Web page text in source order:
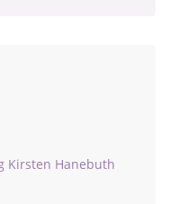
Kirsten Hanebuth